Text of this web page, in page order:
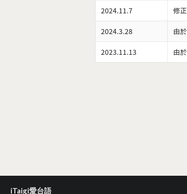
2024.11.7 修
2024.3.28 由
2023.11.13 由
iTaigi愛台語